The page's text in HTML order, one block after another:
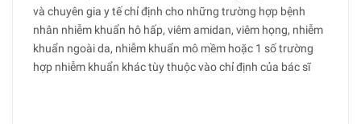
và chuyên gia y tế chỉ định cho những trường hợp bệnh
nhân nhiễm khuẩn hô hấp, viêm amidan, viêm họng, nhiễm
khuẩn ngoài da, nhiễm khuẩn mô mềm hoặc 1 số trường
hợp nhiễm khuẩn khác tùy thuộc vào chỉ định của bác sĩ